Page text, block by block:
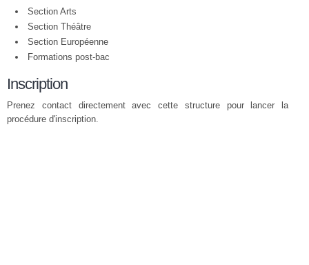
Section Arts
Section Théâtre
Section Européenne
Formations post-bac
Inscription
Prenez contact directement avec cette structure pour lancer la
procédure d'inscription.